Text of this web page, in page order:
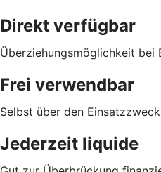
Direkt verfügbar
Überziehungsmöglichkeit
Frei verwendbar
Selbst über den
Jederzeit liquide